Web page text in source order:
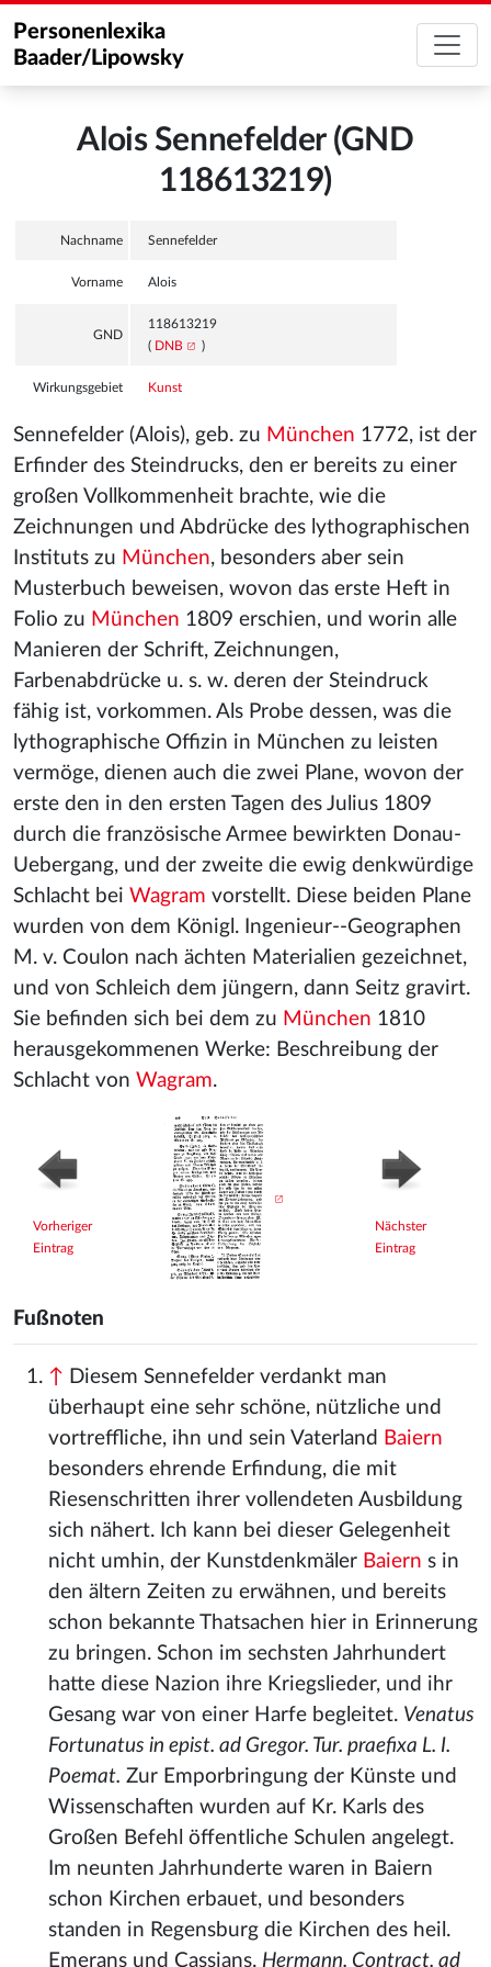
Personenlexika
Baader/Lipowsky
Alois Sennefelder (GND
118613219)
Nachname Sennefelder
Vorname Alois
GND
118613219
( DNB )
Wirkungsgebiet Kunst
Sennefelder (Alois), geb. zu München 1772, ist der
Erfinder des Steindrucks, den er bereits zu einer
großen Vollkommenheit brachte, wie die
Zeichnungen und Abdrücke des lythographischen
Instituts zu München, besonders aber sein
Musterbuch beweisen, wovon das erste Heft in
Folio zu München 1809 erschien, und worin alle
Manieren der Schrift, Zeichnungen,
Farbenabdrücke u. s. w. deren der Steindruck
fähig ist, vorkommen. Als Probe dessen, was die
lythographische Offizin in München zu leisten
vermöge, dienen auch die zwei Plane, wovon der
erste den in den ersten Tagen des Julius 1809
durch die französische Armee bewirkten Donau-
Uebergang, und der zweite die ewig denkwürdige
Schlacht bei Wagram vorstellt. Diese beiden Plane
wurden von dem Königl. Ingenieur--Geographen
M. v. Coulon nach ächten Materialien gezeichnet,
und von Schleich dem jüngern, dann Seitz gravirt.
Sie befinden sich bei dem zu München 1810
herausgekommenen Werke: Beschreibung der
Schlacht von Wagram.
Vorheriger
Eintrag
Nächster
Eintrag
Fußnoten
↑ Diesem Sennefelder verdankt man
überhaupt eine sehr schöne, nützliche und
vortreffliche, ihn und sein Vaterland Baiern
besonders ehrende Erfindung, die mit
Riesenschritten ihrer vollendeten Ausbildung
sich nähert. Ich kann bei dieser Gelegenheit
nicht umhin, der Kunstdenkmäler Baiern s in
den ältern Zeiten zu erwähnen, und bereits
schon bekannte Thatsachen hier in Erinnerung
zu bringen. Schon im sechsten Jahrhundert
hatte diese Nazion ihre Kriegslieder, und ihr
Gesang war von einer Harfe begleitet. Venatus
Fortunatus in epist. ad Gregor. Tur. praefixa L. I.
Poemat. Zur Emporbringung der Künste und
Wissenschaften wurden auf Kr. Karls des
Großen Befehl öffentliche Schulen angelegt.
Im neunten Jahrhunderte waren in Baiern
schon Kirchen erbauet, und besonders
standen in Regensburg die Kirchen des heil.
Emerans und Cassians. Hermann. Contract. ad